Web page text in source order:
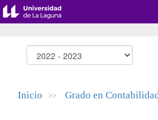
Inicio >> Grado en